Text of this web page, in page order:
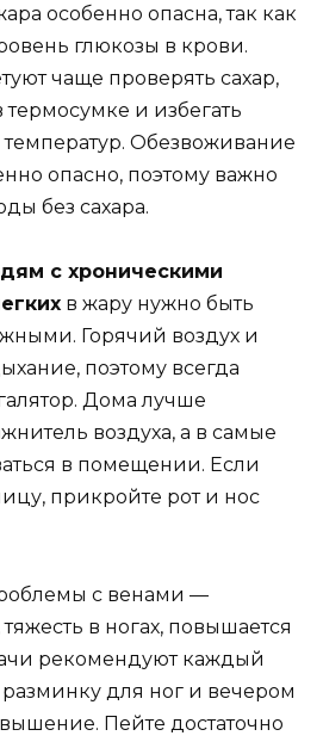
особенно опасна, так как
глюкозы в крови.
чаще проверять сахар,
и избегать
Обезвоживание
опасно, поэтому важно
без сахара.
с хроническими
в жару нужно быть
Горячий воздух и
поэтому всегда
Дома лучше
воздуха, а в самые
в помещении. Если
прикройте рот и нос
с венами —
в ногах, повышается
рекомендуют каждый
разминку для ног и вечером
Пейте достаточно